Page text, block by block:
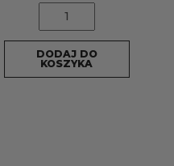
ZIELONA
MINA
DYMNA
Z
DODAJ DO
KOSZYKA